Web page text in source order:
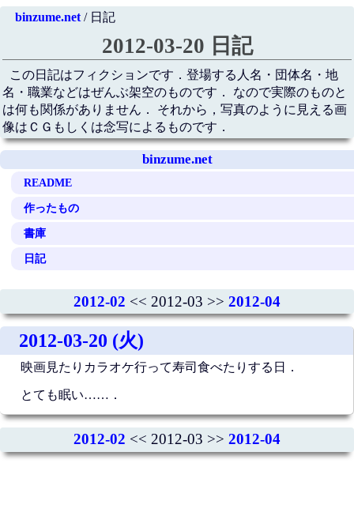
binzume.net/ 日記
2012-03-20 日記
この日記はフィクションです．登場する人名・団体名・地
名・職業などはぜんぶ架空のものです． なので実際のものと
は何も関係がありません． それから，写真のように見える画
像はＣＧもしくは念写によるものです．
binzume.net
README
作ったもの
書庫
日記
2012-02 << 2012-03 >> 2012-04
2012-03-20 (火)
映画見たりカラオケ行って寿司食べたりする日．
とても眠い……．
2012-02 << 2012-03 >> 2012-04